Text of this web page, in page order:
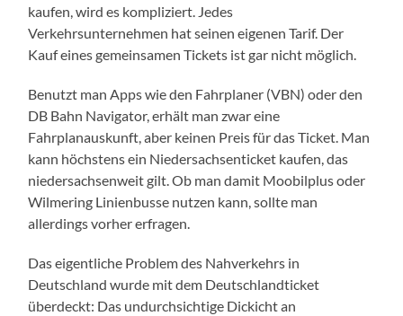
kaufen, wird es kompliziert. Jedes
Verkehrsunternehmen hat seinen eigenen Tarif. Der
Kauf eines gemeinsamen Tickets ist gar nicht möglich.
Benutzt man Apps wie den Fahrplaner (VBN) oder den
DB Bahn Navigator, erhält man zwar eine
Fahrplanauskunft, aber keinen Preis für das Ticket. Man
kann höchstens ein Niedersachsenticket kaufen, das
niedersachsenweit gilt. Ob man damit Moobilplus oder
Wilmering Linienbusse nutzen kann, sollte man
allerdings vorher erfragen.
Das eigentliche Problem des Nahverkehrs in
Deutschland wurde mit dem Deutschlandticket
überdeckt: Das undurchsichtige Dickicht an